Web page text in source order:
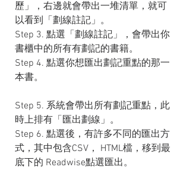
歷」，右邊就會帶出一堆清單，就可
以看到「劃線註記」。
Step 3. 點選「劃線註記」，會帶出你
書櫃中的所有有劃記的書籍。
Step 4. 點選你想匯出劃記重點的那一
本書。
Step 5. 系統會帶出所有劃記重點，此
時上排有「匯出劃線」。
Step 6. 點選後，有許多不同的匯出方
式，其中包含CSV， HTML檔，移到最
底下的 Readwise點選匯出。